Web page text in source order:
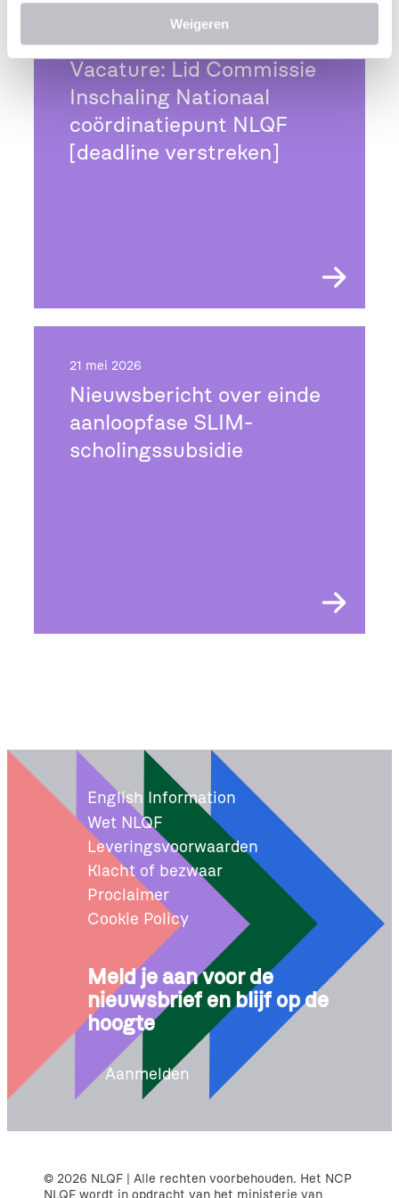
i
Weigeren
Vacature: Lid Commissie
Inschaling Nationaal
coördinatiepunt NLQF
[deadline verstreken]
21 mei 2026
Nieuwsbericht over einde
aanloopfase SLIM-
scholingssubsidie
English Information
Wet NLQF
Leveringsvoorwaarden
Klacht of bezwaar
Proclaimer
Cookie Policy
Meld je aan voor de
nieuwsbrief en blijf op de
hoogte
Aanmelden
© 2026 NLQF | Alle rechten voorbehouden. Het NCP
NLQF wordt in opdracht van het ministerie van